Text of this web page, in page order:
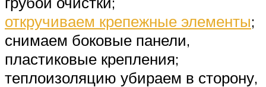
откручиваем крепежные элементы;
снимаем боковые панели,
пластиковые крепления;
теплоизоляцию убираем в сторону,